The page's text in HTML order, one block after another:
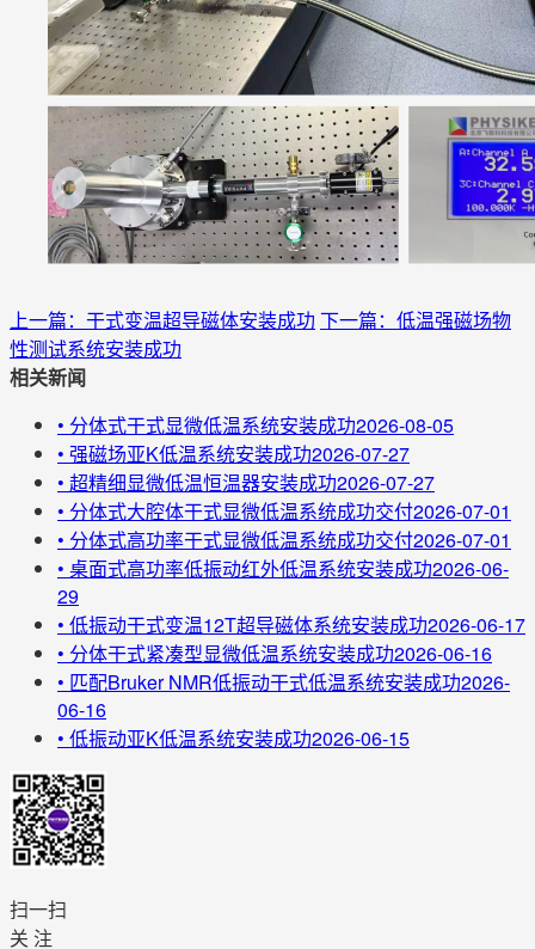
上一篇：干式变温超导磁体安装成功 下一篇：低温强磁场物
性测试系统安装成功
相关新闻
• 分体式干式显微低温系统安装成功2026-08-05
• 强磁场亚K低温系统安装成功2026-07-27
• 超精细显微低温恒温器安装成功2026-07-27
• 分体式大腔体干式显微低温系统成功交付2026-07-01
• 分体式高功率干式显微低温系统成功交付2026-07-01
• 桌面式高功率低振动红外低温系统安装成功2026-06-
29
• 低振动干式变温12T超导磁体系统安装成功2026-06-17
• 分体干式紧凑型显微低温系统安装成功2026-06-16
• 匹配Bruker NMR低振动干式低温系统安装成功2026-
06-16
• 低振动亚K低温系统安装成功2026-06-15
扫一扫
关 注